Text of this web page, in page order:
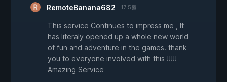
RemoteBanana682 17 5월
This service Continues to impress me , It
has literaly opened up a whole new world
of fun and adventure in the games. thank
you to everyone involved with this !!!!!
Amazing Service